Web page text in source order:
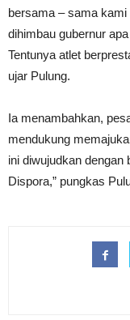
bersama – sama
dihimbau gubernur
Tentunya atlet
ujar Pulung.
Ia menambahkan,
mendukung
ini diwujudkan
Dispora,” pungkas